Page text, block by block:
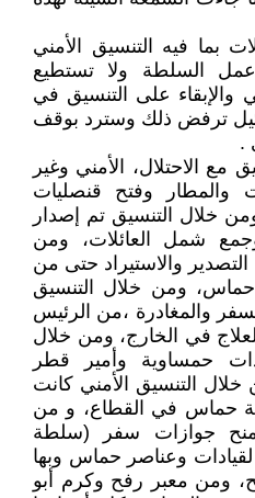
بما فيه التنسيق الأمني
السلطة ولا تستطيع
والإبقاء على التنسيق في
ترفض ذلك وسترد بوقف
.
الاحتلال، الأمني وغير
والمطار وفتح قنصليات
خلال التنسيق تم إصدار
شمل العائلات، ومن
والاستيراد حتى من
ومن خلال التنسيق
والمغادرة ،من الرئيس
في الخارج، ومن خلال
حمساوية وأمير قطر
التنسيق الأمني كانت
حماس في القطاع، و من
منح جوازات سفر (سلطة
لقيادات وعناصر حماس وبها
ومن معبر رفح وكرم أبو